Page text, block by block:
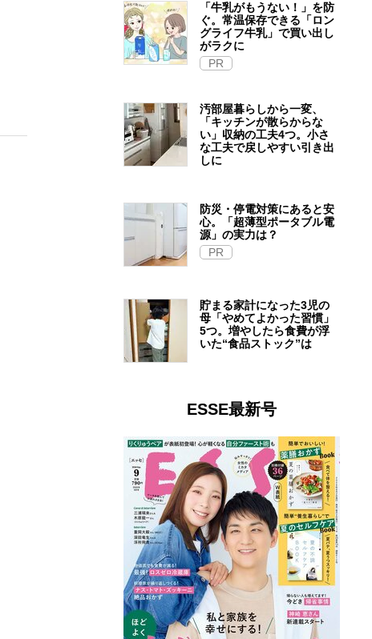
「牛乳がもうない！」を防
ぐ。常温保存できる「ロン
グライフ牛乳」で買い出し
がラクに
PR
汚部屋暮らしから一変、
「キッチンが散らからな
い」収納の工夫4つ。小さ
な工夫で戻しやすい引き出
しに
防災・停電対策にあると安
心。「超薄型ポータブル電
源」の実力は？​
PR
貯まる家計になった3児の
母「やめてよかった習慣」
5つ。増やしたら食費が浮
いた“食品ストック”は
ESSE最新号